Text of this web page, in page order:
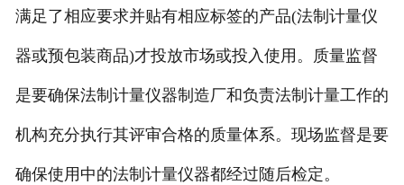
满足了相应要求并贴有相应标签的产品(法制计量仪
器或预包装商品)才投放市场或投入使用。质量监督
是要确保法制计量仪器制造厂和负责法制计量工作的
机构充分执行其评审合格的质量体系。现场监督是要
确保使用中的法制计量仪器都经过随后检定。